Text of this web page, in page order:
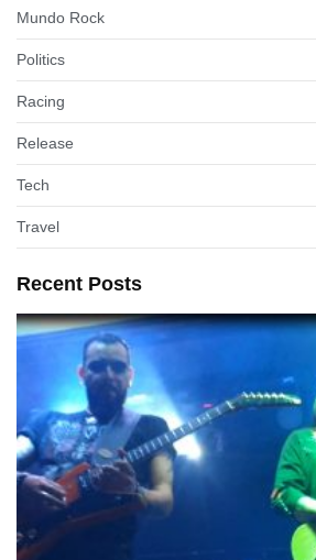
Mundo Rock
Politics
Racing
Release
Tech
Travel
Recent Posts